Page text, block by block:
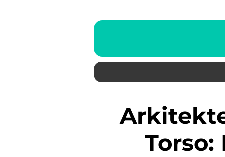
Arkitekten bakom Turning